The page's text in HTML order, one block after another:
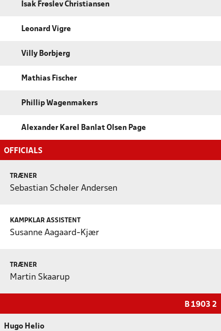
Isak Frøslev Christiansen
Leonard Vigre
Villy Borbjerg
Mathias Fischer
Phillip Wagenmakers
Alexander Karel Banlat Olsen Page
OFFICIALS
TRÆNER
Sebastian Schøler Andersen
KAMPKLAR ASSISTENT
Susanne Aagaard-Kjær
TRÆNER
Martin Skaarup
B 1903 2
Hugo Helio